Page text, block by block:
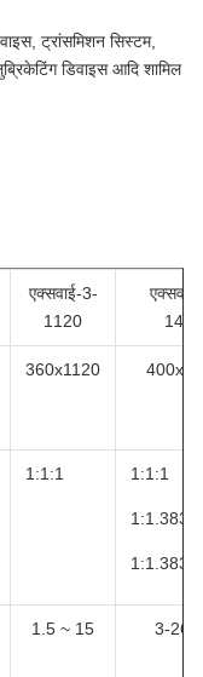
ट्रांसमिशन सिस्टम,
डिवाइस आदि शामिल
एक्सवाई-3-
1120
1400
360x1120
1:1:1 1:1:1
1:1.383:1
1.5 ~ 15 3-